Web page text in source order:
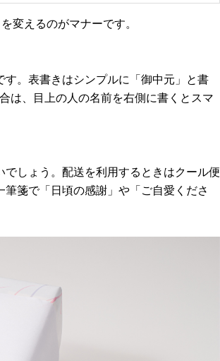
変えるのがマナーです。
。表書きはシンプルに「御中元」と書
は、目上の人の名前を右側に書くとスマ
しょう。配送を利用するときはクール便
箋で「日頃の感謝」や「ご自愛くださ